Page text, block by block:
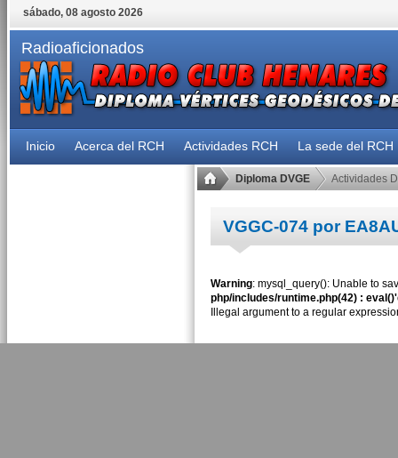
sábado, 08 agosto 2026
Radioaficionados
Inicio Acerca del RCH Actividades RCH La sede del RCH
Diploma DVGE Actividades
VGGC-074 por
Warning: mysql_query(): Unable to
php/includes/runtime.php(42) :
Illegal argument to a regular